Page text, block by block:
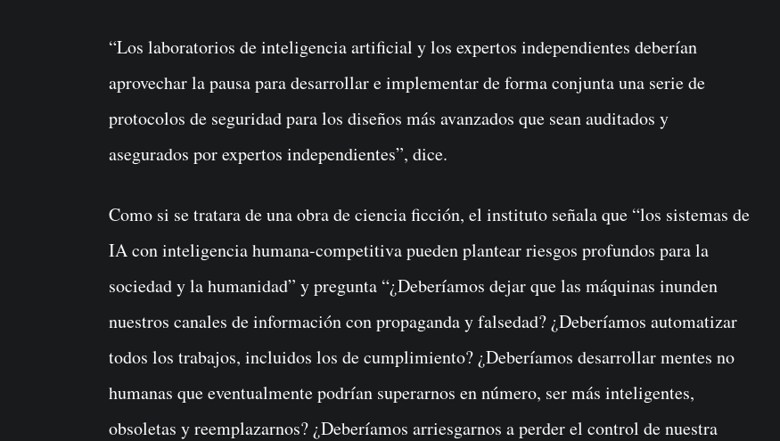
“Los laboratorios de inteligencia artificial y los expertos independientes deberían
aprovechar la pausa para desarrollar e implementar de forma conjunta una serie de
protocolos de seguridad para los diseños más avanzados que sean auditados y
asegurados por expertos independientes”, dice.
Como si se tratara de una obra de ciencia ficción, el instituto señala que “los sistemas de
IA con inteligencia humana-competitiva pueden plantear riesgos profundos para la
sociedad y la humanidad” y pregunta “¿Deberíamos dejar que las máquinas inunden
nuestros canales de información con propaganda y falsedad? ¿Deberíamos automatizar
todos los trabajos, incluidos los de cumplimiento? ¿Deberíamos desarrollar mentes no
humanas que eventualmente podrían superarnos en número, ser más inteligentes,
obsoletas y reemplazarnos? ¿Deberíamos arriesgarnos a perder el control de nuestra